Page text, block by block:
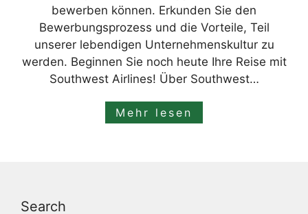
bewerben können. Erkunden Sie den
Bewerbungsprozess und die Vorteile, Teil
unserer lebendigen Unternehmenskultur zu
werden. Beginnen Sie noch heute Ihre Reise mit
Southwest Airlines! Über Southwest…
Mehr lesen
Search